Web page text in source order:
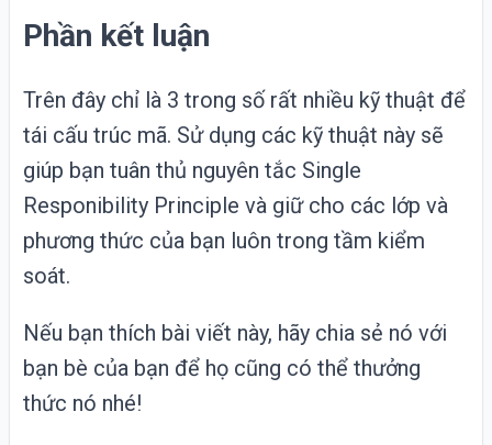
Phần kết luận
Trên đây chỉ là 3 trong số rất nhiều kỹ thuật để
tái cấu trúc mã. Sử dụng các kỹ thuật này sẽ
giúp bạn tuân thủ nguyên tắc Single
Responibility Principle và giữ cho các lớp và
phương thức của bạn luôn trong tầm kiểm
soát.
Nếu bạn thích bài viết này, hãy chia sẻ nó với
bạn bè của bạn để họ cũng có thể thưởng
thức nó nhé!